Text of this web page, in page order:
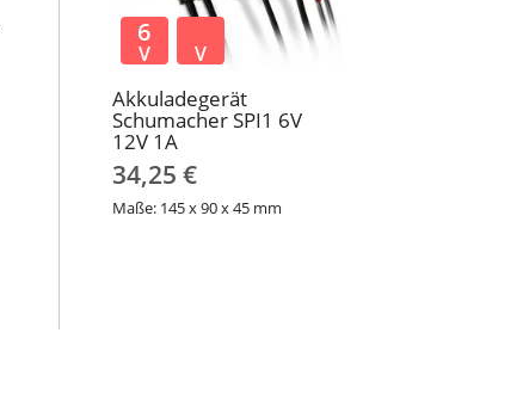
Akkuladegerät
Schumacher SPI1 6V
12V 1A
34,25 €
Maße: 145 x 90 x 45 mm
6
V V